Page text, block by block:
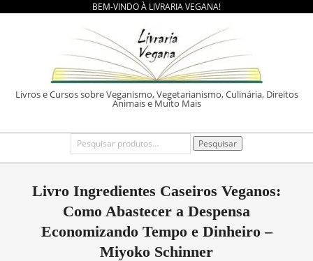
BEM-VINDO À LIVRARIA VEGANA!
LIVRARIA
Livros e Cursos sobre Veganismo, Vegetarianismo, Culinária, Direitos
Animais e Muito Mais
Primary
Pesquisar
por:
Pesquisar
Livro Ingredientes Caseiros Veganos:
Como Abastecer a Despensa
Economizando Tempo e Dinheiro –
Miyoko Schinner